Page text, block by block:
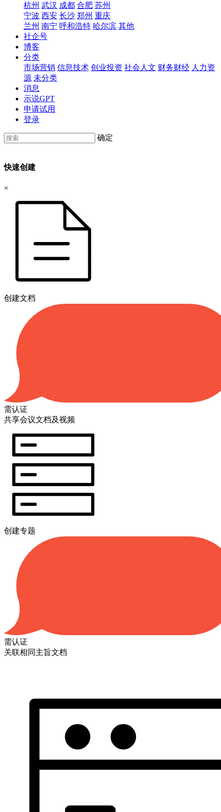
杭州 武汉 成都 合肥 苏州
宁波 西安 长沙 郑州 重庆
兰州 南宁 呼和浩特 哈尔滨 其他
社企号
博客
分类
市场营销 信息技术 创业投资 社会人文 财务财经 人力资
源 未分类
消息
示说GPT
申请试用
登录
确定
快速创建
×
创建文档
需认证
共享会议文档及视频
创建专题
需认证
关联相同主旨文档